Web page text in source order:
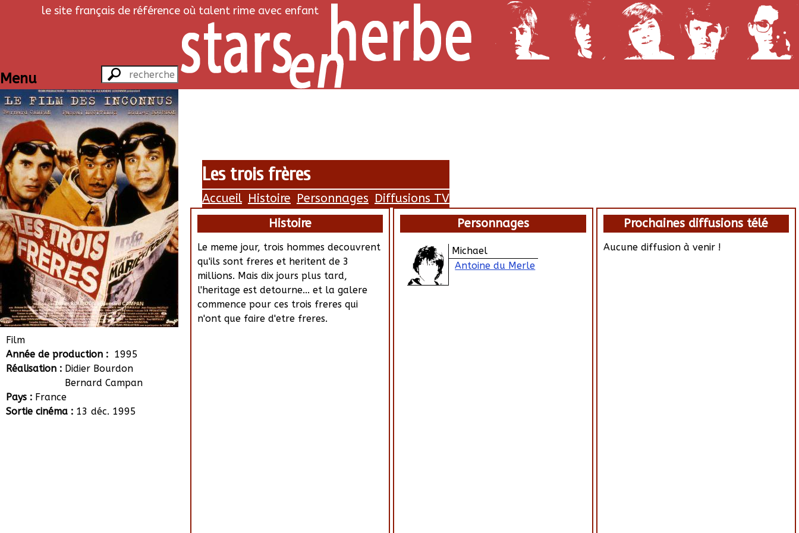
le site français de référence où talent rime avec enfant
Menu
Film
Année de production : 1995
Réalisation : Didier Bourdon
Bernard Campan
Pays : France
Sortie cinéma : 13 déc. 1995
Les trois frères
Accueil Histoire Personnages Diffusions TV
Histoire
Le meme jour, trois hommes decouvrent
qu'ils sont freres et heritent de 3
millions. Mais dix jours plus tard,
l'heritage est detourne... et la galere
commence pour ces trois freres qui
n'ont que faire d'etre freres.
Personnages
Michael
Antoine du Merle
Prochaines diffusions télé
Aucune diffusion à venir !